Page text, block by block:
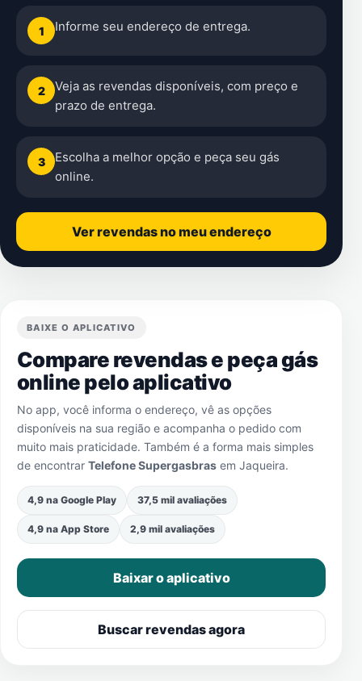
1 Informe seu endereço de entrega.
2
Veja as revendas disponíveis, com preço e
prazo de entrega.
3
Escolha a melhor opção e peça seu gás
online.
Ver revendas no meu endereço
BAIXE O APLICATIVO
Compare revendas e peça gás
online pelo aplicativo
No app, você informa o endereço, vê as opções
disponíveis na sua região e acompanha o pedido com
muito mais praticidade. Também é a forma mais simples
de encontrar Telefone Supergasbras em Jaqueira.
4,9 na Google Play 37,5 mil avaliações
4,9 na App Store 2,9 mil avaliações
Baixar o aplicativo
Buscar revendas agora